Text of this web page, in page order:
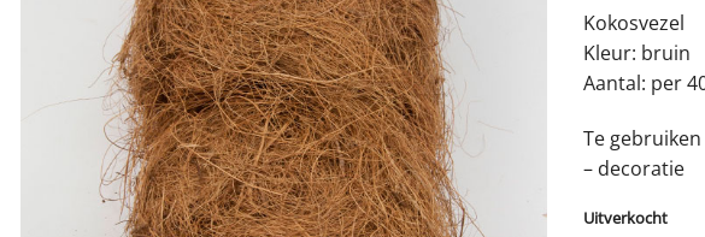
Kokosvezel
Kleur: bruin
Aantal: per
Te
– decoratie
Uitverkocht